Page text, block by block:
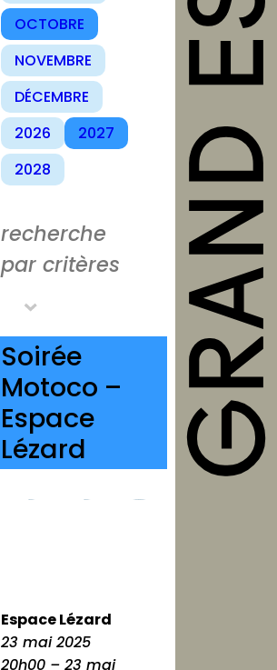
Soutiens
Mutualisation
outils
Fiches
pratiques
Guides
Grilles
Chartes
Publications
Forum
agenda
annuaires
structures
contact
OCTOBRE
NOVEMBRE
DÉCEMBRE
2026
2027
2028
recherche
par critères
Soirée
Motoco –
Espace
Lézard
Espace Lézard
23 mai 2025
20h00 – 23 mai